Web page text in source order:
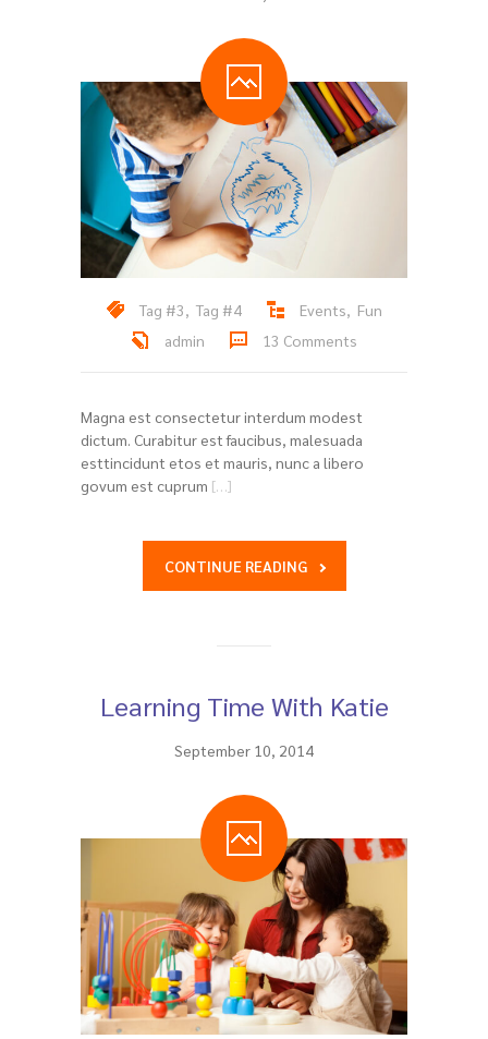
Tag #3, Tag #4 Events, Fun
admin
13 Comments
Magna est consectetur interdum modest
dictum. Curabitur est faucibus, malesuada
esttincidunt etos et mauris, nunc a libero
govum est cuprum […]
CONTINUE READING
Learning Time With Katie
September 10, 2014